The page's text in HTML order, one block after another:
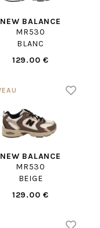
NEW BALANCE
MR530
BLANC
129.00 €
NEW BALANCE
MR530
BEIGE
129.00 €